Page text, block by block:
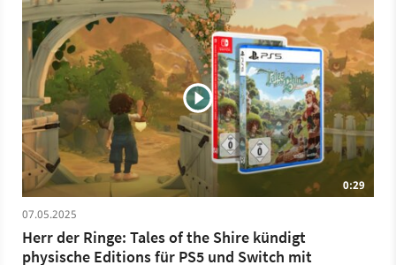
leckerem Essen in der Nachbarschaft beliebt machen.
Wenige Wochen vor der geplanten Veröffentlichung gibt
es von Entwickler Weta Workshop auf der Wholesome
Direct 2025 noch einmal einen neuen Trailer mit
Eindrücken aus dem Auenland. Mehr zu Tales of the
Shire: Unsere Preview zur Beta Tales of the Shire
erscheint am 29. Juli für PS5, Xbox Series X/S, Nintendo
Switch und PC.
0:29
07.05.2025
Herr der Ringe: Tales of the Shire kündigt
physische Editions für PS5 und Switch mit